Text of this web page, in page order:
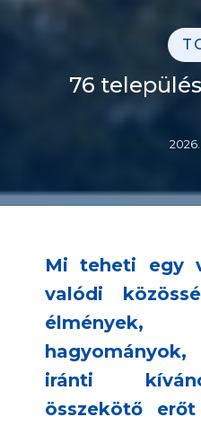
76
2026.
Mi teheti egy
valódi
iránti
összekötő